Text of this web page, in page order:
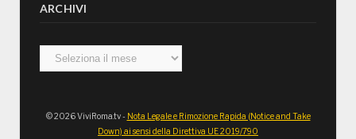
ARCHIVI
Archivi
© 2026 ViviRoma.tv - Nota Legale e Rimozione Rapida (Notice and Take
Down) ai sensi della Direttiva UE 2019/790